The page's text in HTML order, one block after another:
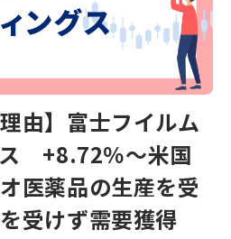
由】富士フイルム
+8.72％～米国
医薬品の生産を受
受けず需要獲得